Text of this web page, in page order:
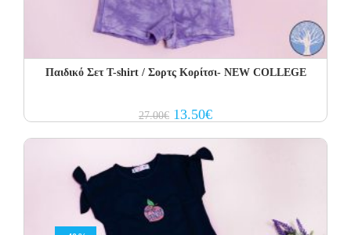
Παιδικό Σετ T-shirt / Σορτς Κορίτσι- NEW COLLEGE
27.00€ Original
price
27.00€.
13.50€Current
price